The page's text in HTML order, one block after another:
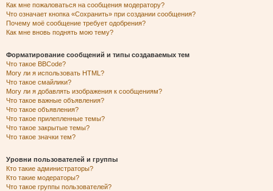
Как мне пожаловаться на сообщения модератору?
Что означает кнопка «Сохранить» при создании сообщения?
Почему моё сообщение требует одобрения?
Как мне вновь поднять мою тему?
Форматирование сообщений и типы создаваемых тем
Что такое BBCode?
Могу ли я использовать HTML?
Что такое смайлики?
Могу ли я добавлять изображения к сообщениям?
Что такое важные объявления?
Что такое объявления?
Что такое прилепленные темы?
Что такое закрытые темы?
Что такое значки тем?
Уровни пользователей и группы
Кто такие администраторы?
Кто такие модераторы?
Что такое группы пользователей?